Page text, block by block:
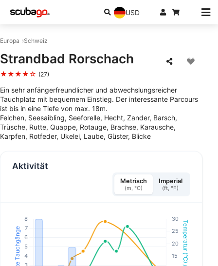
USD
Europa Schweiz
Strandbad Rorschach
★★★★☆ (27)
Ein sehr anfängerfreundlicher und abwechslungsreicher
Tauchplatz mit bequemem Einstieg. Der interessante Parcours
ist bis in eine Tiefe von max. 18m.
Felchen, Seesaibling, Seeforelle, Hecht, Zander, Barsch,
Trüsche, Rutte, Quappe, Rotauge, Brachse, Karausche,
Karpfen, Rotfeder, Ukelei, Laube, Güster, Blicke
Aktivität
Metrisch
(m, °C)
Imperial
(ft, °F)